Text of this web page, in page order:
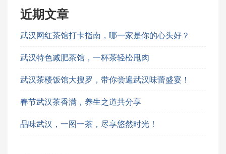
近期文章
武汉网红茶馆打卡指南，哪一家是你的心头好？
武汉特色减肥茶馆，一杯茶轻松甩肉
武汉茶楼饭馆大搜罗，带你尝遍武汉味蕾盛宴！
春节武汉茶香满，养生之道共分享
品味武汉，一图一茶，尽享悠然时光！